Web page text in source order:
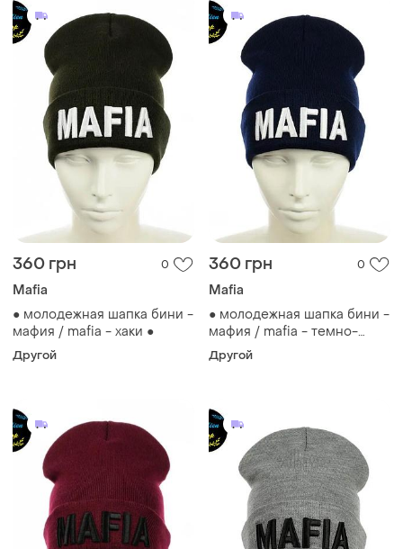
360 грн 0
Mafia
● молодежная шапка бини -
мафия / mafia - хаки ●
Другой
360 грн 0
Mafia
● молодежная шапка бини -
мафия / mafia - темно-
синий ●
Другой